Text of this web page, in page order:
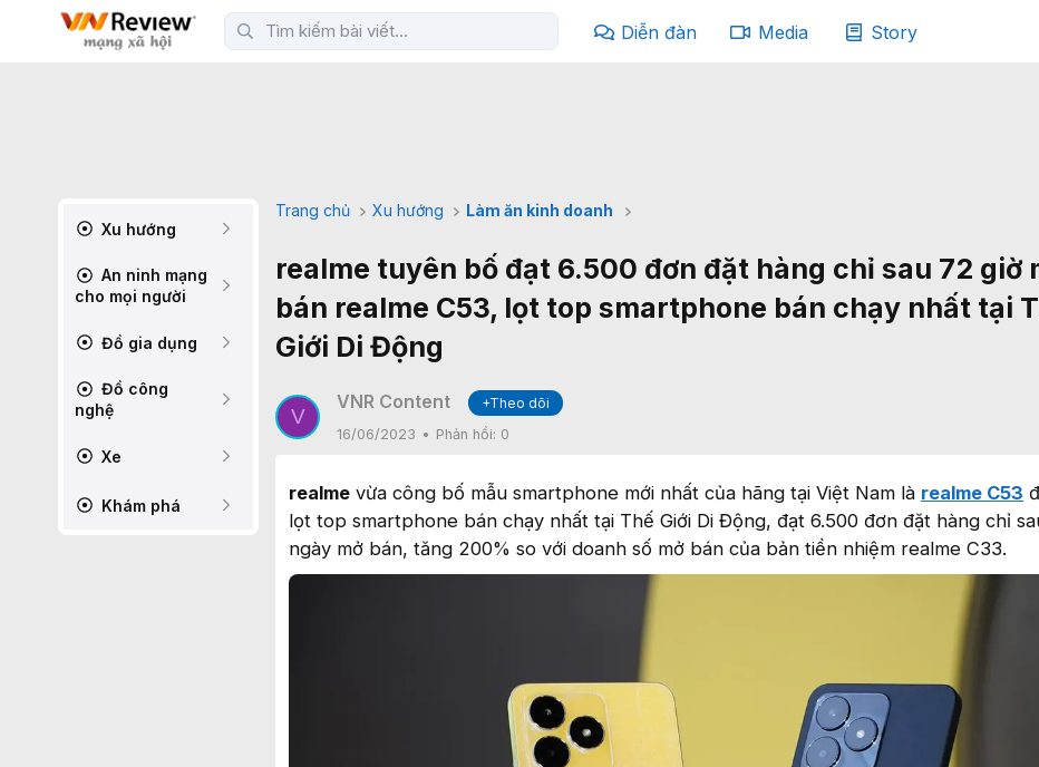
Diễn đàn Media Story
Xu hướng
An ninh mạng
cho mọi người
Đồ gia dụng
Đồ công
nghệ
Xe
Khám phá
Trang chủ Xu hướng Làm ăn kinh doanh
realme tuyên bố đạt 6.500 đơn đặt hàng chỉ sau 72 giờ
bán realme C53, lọt top smartphone bán chạy nhất tại
Giới Di Động
V
VNR Content
+Theo dõi
16/06/2023
Phản hồi: 0
realme vừa công bố mẫu smartphone mới nhất của hãng tại Việt Nam là realme C53
lọt top smartphone bán chạy nhất tại Thế Giới Di Động, đạt 6.500 đơn đặt hàng chỉ
ngày mở bán, tăng 200% so với doanh số mở bán của bản tiền nhiệm realme C33.